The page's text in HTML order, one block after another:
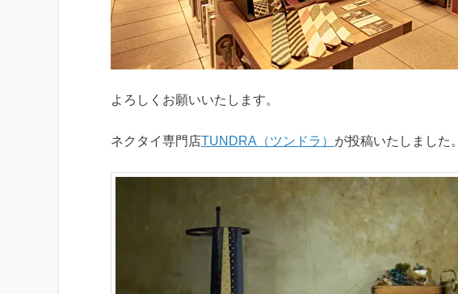
よろしくお願いいたします。
ネクタイ専門店TUNDRA（ツンドラ） が投稿いたしました。